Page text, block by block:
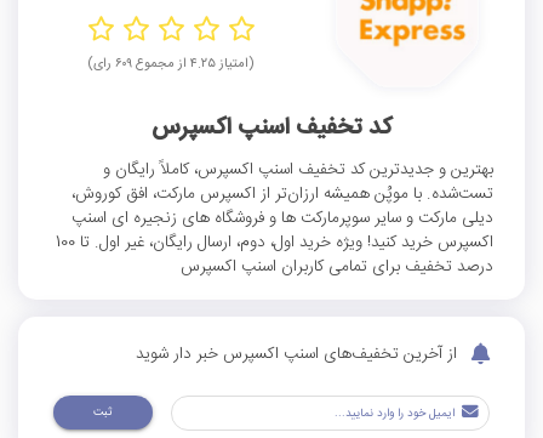
(امتیاز ۴.۲۵ از مجموع ۶۰۹ رای)
کد تخفیف اسنپ اکسپرس
بهترین و جدیدترین کد تخفیف اسنپ اکسپرس، کاملاً رایگان و
تست‌شده. با موپُن همیشه ارزان‌تر از اکسپرس مارکت، افق کوروش،
دیلی مارکت و سایر سوپرمارکت ها و فروشگاه های زنجیره ای اسنپ
اکسپرس خرید کنید! ویژه خرید اول، دوم، ارسال رایگان، غیر اول. تا 100
درصد تخفیف برای تمامی کاربران اسنپ اکسپرس
از آخرین تخفیف‌های اسنپ اکسپرس خبر دار شوید
ثبت